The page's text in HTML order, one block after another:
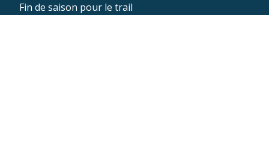
Fin de saison pour le trail